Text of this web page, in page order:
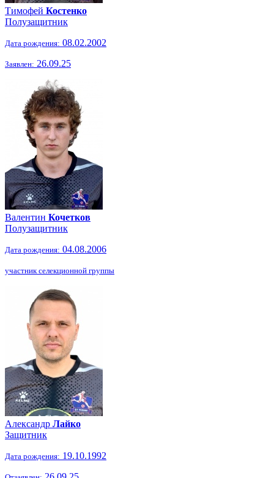
Тимофей Костенко
Полузащитник
Дата рождения: 08.02.2002
Заявлен: 26.09.25
Валентин Кочетков
Полузащитник
Дата рождения: 04.08.2006
участник селекционной группы
Александр Лайко
Защитник
Дата рождения: 19.10.1992